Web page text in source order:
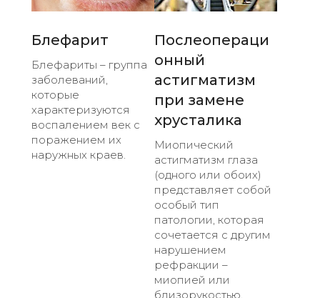
Блефарит
Блефариты – группа
заболеваний,
которые
характеризуются
воспалением век с
поражением их
наружных краев.
Послеопераци
онный
астигматизм
при замене
хрусталика
Миопический
астигматизм глаза
(одного или обоих)
представляет собой
особый тип
патологии, которая
сочетается с другим
нарушением
рефракции –
миопией или
близорукостью.